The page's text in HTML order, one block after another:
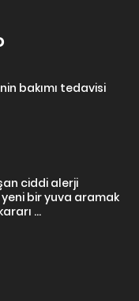
bakımı tedavisi
ciddi alerji
bir yuva aramak
...